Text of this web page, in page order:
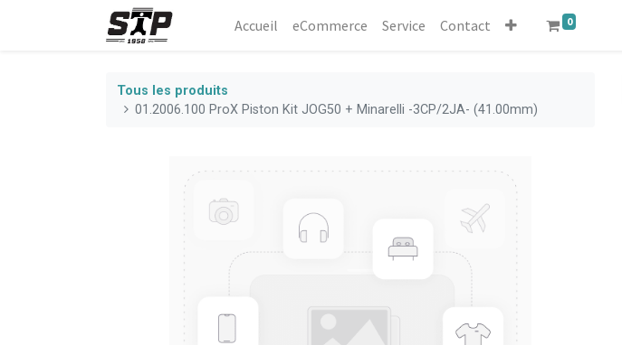
Accueil eCommerce​ Service Contact 0
Tous les produits
01.2006.100 ProX Piston Kit JOG50 + Minarelli -3CP/2JA- (41.00mm)